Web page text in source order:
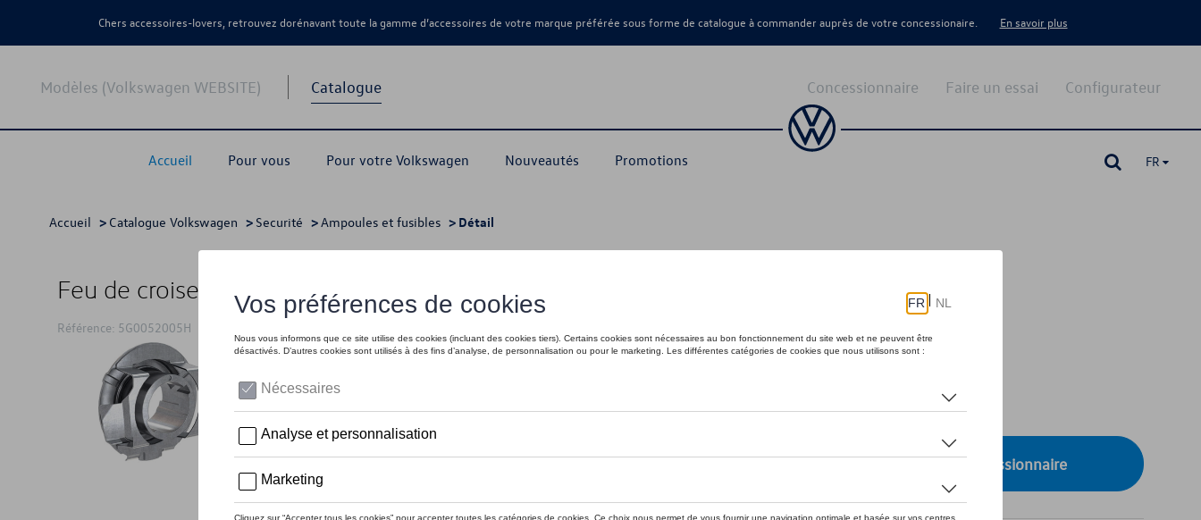
Chers accessoires-lovers, retrouvez dorénavant toute la gamme d’accessoires de votre marque préférée sous forme de catalogue à commander auprès de votre concessionaire. En savoir plus
Modèles (Volkswagen WEBSITE) Catalogue
Accueil Pour vous Pour votre Volkswagen Nouveautés Promotions
Configurateur
Faire un essai
Concessionnaire
FR
Accueil > Catalogue Volkswagen > Securité >Ampoules et fusibles > Détail
Feu de croisement LED H7
Référence: 5G0052005H
Ce produit n'est actuellement pas de stock
Vérifiez la disponibilité auprès de votre concessionnaire